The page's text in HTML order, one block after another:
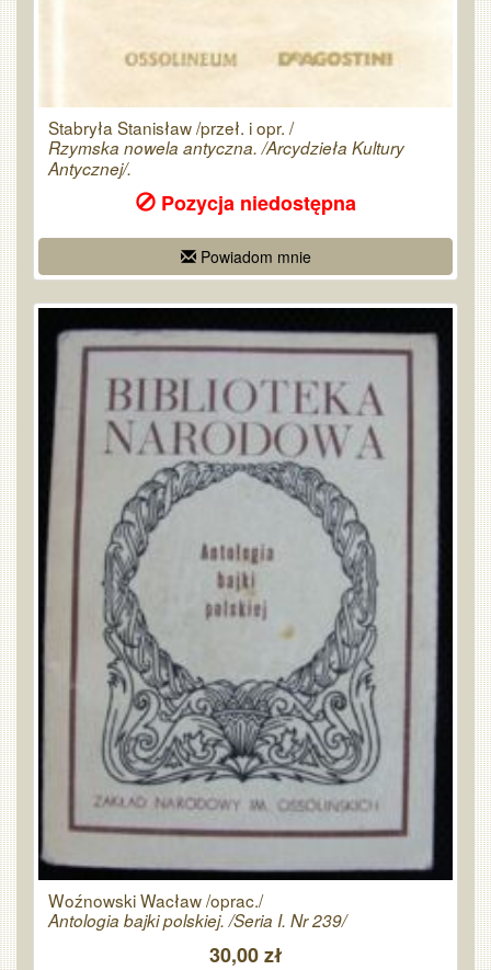
Stabryła Stanisław /przeł. i opr. /
Rzymska nowela antyczna. /Arcydzieła Kultury
Antycznej/.
Pozycja niedostępna
Powiadom mnie
Woźnowski Wacław /oprac./
Antologia bajki polskiej. /Seria I. Nr 239/
30,00 zł